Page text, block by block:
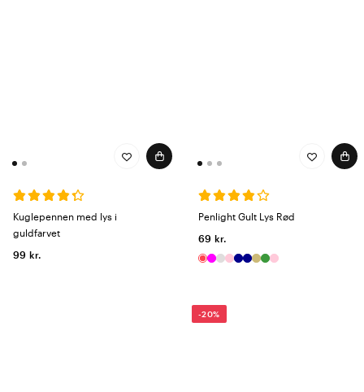
Kuglepennen med lys i
guldfarvet
99 kr.
Penlight Gult Lys Rød
69 kr.
-20%